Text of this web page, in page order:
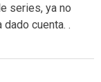
series, ya no
cuenta. .